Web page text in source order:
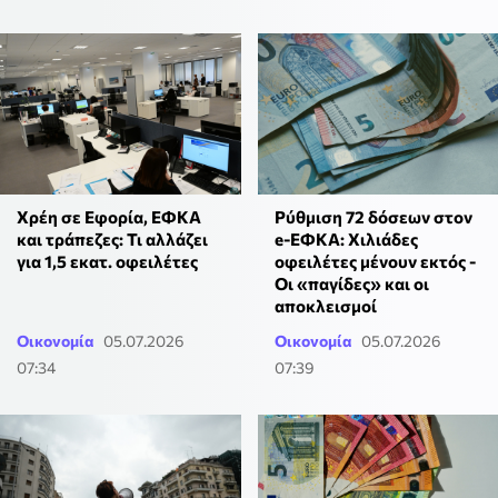
Χρέη σε Εφορία, ΕΦΚΑ
και τράπεζες: Τι αλλάζει
για 1,5 εκατ. οφειλέτες
Οικονομία 05.07.2026
07:34
Ρύθμιση 72 δόσεων στον
e-ΕΦΚΑ: Χιλιάδες
οφειλέτες μένουν εκτός -
Οι «παγίδες» και οι
αποκλεισμοί
Οικονομία 05.07.2026
07:39